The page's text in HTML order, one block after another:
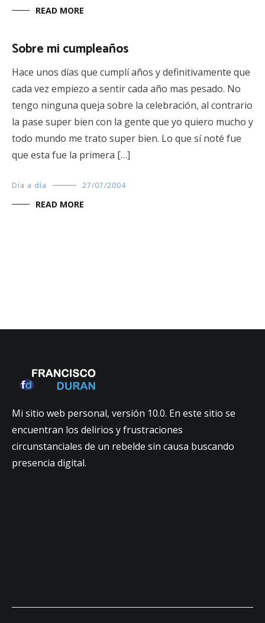
READ MORE
Sobre mi cumpleaños
Hace unos días que cumplí años y definitivamente que
cada vez empiezo a sentir cada año mas pesado. No
tengo ninguna queja sobre la celebración, al contrario
la pase super bien con la gente que yo quiero mucho y
todo mundo me trato super bien. Lo que sí noté fue
que esta fue la primera […]
Día a día 27/07/2004
READ MORE
Mi sitio web personal, versión 10.0. En este sitio se
encuentran los delirios y frustraciones
circunstanciales de un rebelde sin causa buscando
presencia digital.